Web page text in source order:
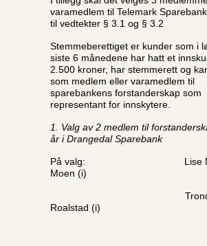
varamedlem til Telemark
til vedtekter § 3.1 og § 3.2
Stemmeberettiget er kunder som i
siste 6 månedene har hatt et
2.500 kroner, har stemmerett og
som medlem eller varamedlem til
sparebankens forstanderskap som
representant for innskytere.
1. Valg av 2 medlem til
år i Drangedal Sparebank
På valg: Lise
Moen (i)
Trond
Roalstad (i)